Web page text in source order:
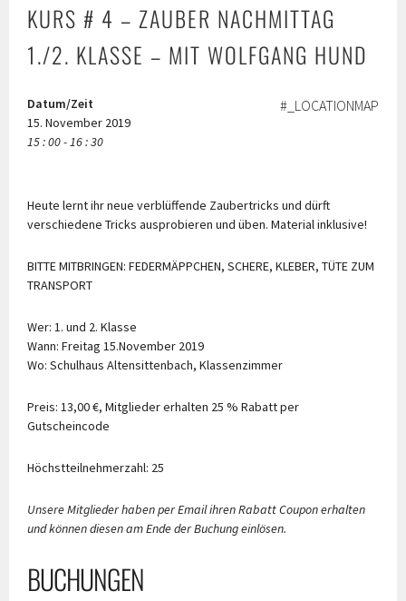
KURS # 4 – ZAUBER NACHMITTAG
1./2. KLASSE – MIT WOLFGANG HUND
#_LOCATIONMAP
Datum/Zeit
15. November 2019
15 : 00 - 16 : 30
Heute lernt ihr neue verblüffende Zaubertricks und dürft
verschiedene Tricks ausprobieren und üben. Material inklusive!
BITTE MITBRINGEN: FEDERMÄPPCHEN, SCHERE, KLEBER, TÜTE ZUM
TRANSPORT
Wer: 1. und 2. Klasse
Wann: Freitag 15.November 2019
Wo: Schulhaus Altensittenbach, Klassenzimmer
Preis: 13,00 €, Mitglieder erhalten 25 % Rabatt per
Gutscheincode
Höchstteilnehmerzahl: 25
Unsere Mitglieder haben per Email ihren Rabatt Coupon erhalten
und können diesen am Ende der Buchung einlösen.
BUCHUNGEN